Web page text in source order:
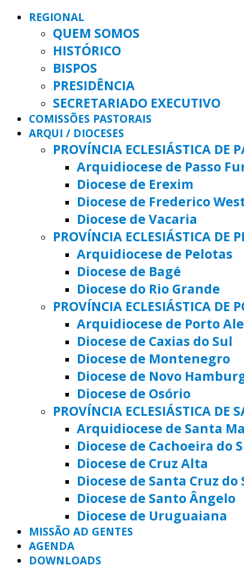
REGIONAL
QUEM SOMOS
HISTÓRICO
BISPOS
PRESIDÊNCIA
SECRETARIADO EXECUTIVO
COMISSÕES PASTORAIS
ARQUI / DIOCESES
PROVÍNCIA ECLESIÁSTICA DE
Arquidiocese de Passo
Diocese de Erexim
Diocese de Frederico
Diocese de Vacaria
PROVÍNCIA ECLESIÁSTICA DE
Arquidiocese de Pelotas
Diocese de Bagé
Diocese do Rio Grande
PROVÍNCIA ECLESIÁSTICA DE
Arquidiocese de Porto
Diocese de Caxias do Sul
Diocese de Montenegro
Diocese de Novo
Diocese de Osório
PROVÍNCIA ECLESIÁSTICA DE
Arquidiocese de Santa
Diocese de Cachoeira do
Diocese de Cruz Alta
Diocese de Santa Cruz do
Diocese de Santo Ângelo
Diocese de Uruguaiana
MISSÃO AD GENTES
AGENDA
DOWNLOADS